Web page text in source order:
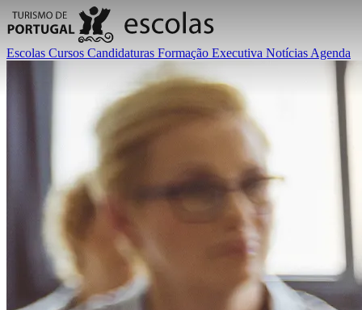
Escolas Cursos Candidaturas Formação Executiva Notícias Agenda